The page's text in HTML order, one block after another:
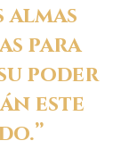
almas
para
poder
este